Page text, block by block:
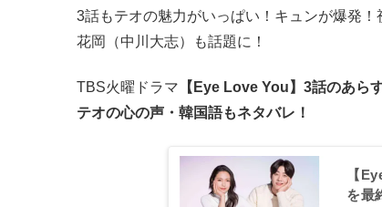
3話もテオの魅力がいっぱい！キュンが爆発！
花岡（中川大志）も話題に！
TBS火曜ドラマ 【Eye Love You】3話のあら
テオの心の声・韓国語もネタバレ！
【
を最